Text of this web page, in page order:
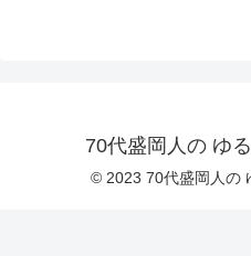
70代盛岡人の ゆ
© 2023 70代盛岡人の